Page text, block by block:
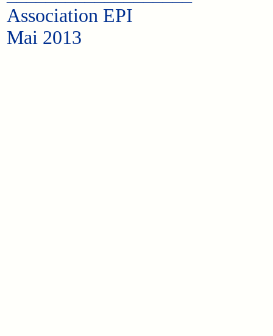
Association EPI
Mai 2013